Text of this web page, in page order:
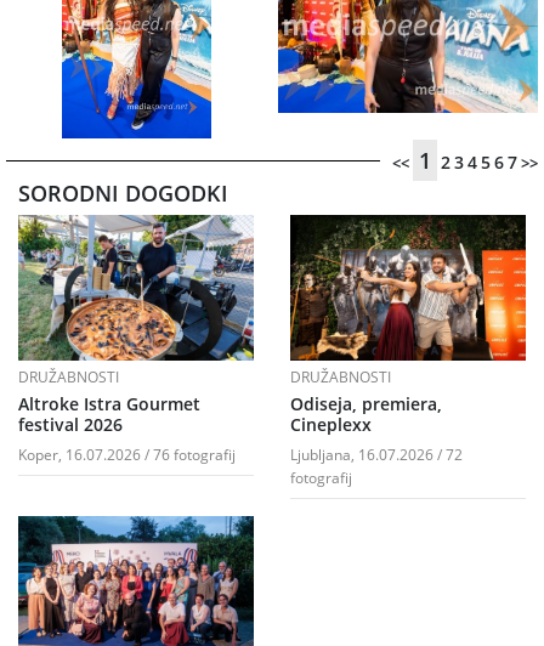
<< 1 234567>>
SORODNI DOGODKI
DRUŽABNOSTI
Altroke Istra Gourmet
festival 2026
Koper, 16.07.2026 / 76 fotografij
DRUŽABNOSTI
Odiseja, premiera,
Cineplexx
Ljubljana, 16.07.2026 / 72
fotografij